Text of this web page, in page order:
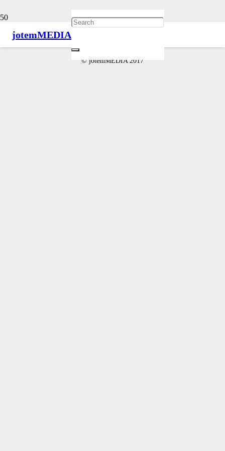
jotemMEDIA
Musisz sięzalogować
© jotemMEDIA 2017